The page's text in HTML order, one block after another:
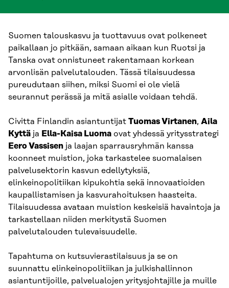
Suomen talouskasvu ja tuottavuus ovat polkeneet
paikallaan jo pitkään, samaan aikaan kun Ruotsi ja
Tanska ovat onnistuneet rakentamaan korkean
arvonlisän palvelutalouden. Tässä tilaisuudessa
pureudutaan siihen, miksi Suomi ei ole vielä
seurannut perässä ja mitä asialle voidaan tehdä.
Civitta Finlandin asiantuntijat Tuomas Virtanen, Aila
Kyttä ja Ella-Kaisa Luoma ovat yhdessä yritysstrategi
Eero Vassisen ja laajan sparrausryhmän kanssa
koonneet muistion, joka tarkastelee suomalaisen
palvelusektorin kasvun edellytyksiä,
elinkeinopolitiikan kipukohtia sekä innovaatioiden
kaupallistamisen ja kasvurahoituksen haasteita.
Tilaisuudessa avataan muistion keskeisiä havaintoja ja
tarkastellaan niiden merkitystä Suomen
palvelutalouden tulevaisuudelle.
Tapahtuma on kutsuvierastilaisuus ja se on
suunnattu elinkeinopolitiikan ja julkishallinnon
asiantuntijoille, palvelualojen yritysjohtajille ja muille